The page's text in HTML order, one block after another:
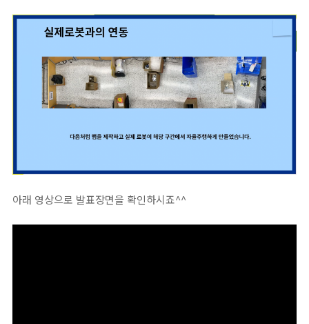
아래 영상으로 발표장면을 확인하시죠^^